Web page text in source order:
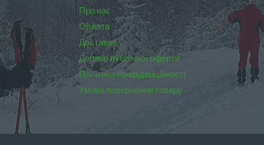
Про нас
Оплата
Доставка
Договір публічної оферти
Політика конфіденційності
Умови повернення товару